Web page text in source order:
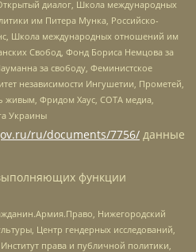
диалог, Школа международных
им Питера Мунка, Российско-
Школа международных отношений им
Свобод, Фонд Бориса Немцова за
за свободу, Феминистское
независимости Ингушетии, Прометей,
живым, Фридом Хаус, СОТА медиа,
Украины
ru/documents/7756/ данные
функции
Нижегородский
Центр гендерных исследований,
права и публичной политики,